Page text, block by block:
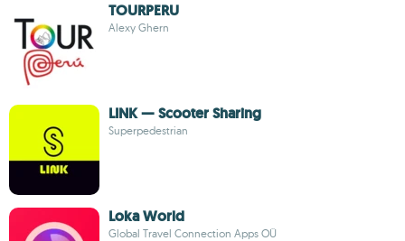
TOURPERU
Alexy Ghern
LINK — Scooter Sharing
Superpedestrian
Loka World
Global Travel Connection Apps OÜ